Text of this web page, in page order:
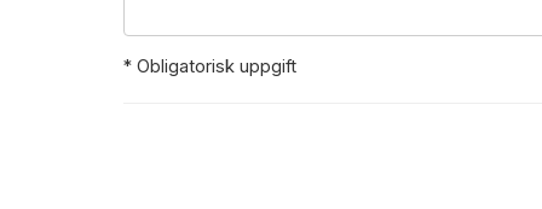
* Obligatorisk uppgift